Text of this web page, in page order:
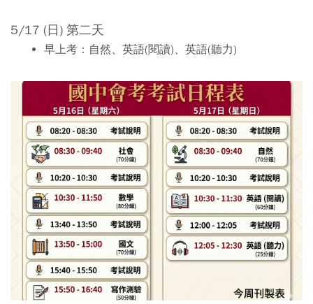
5/17 (日) 第二天
早上考：自然、英語(閱讀)、英語(聽力)